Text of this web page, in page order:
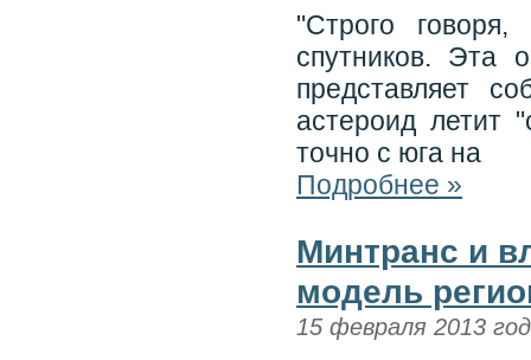
"Строго
спутников. Эта
представляет
астероид летит
точно с юга на
Подробнее »
Минтранс и
модель
15 февраля 2013